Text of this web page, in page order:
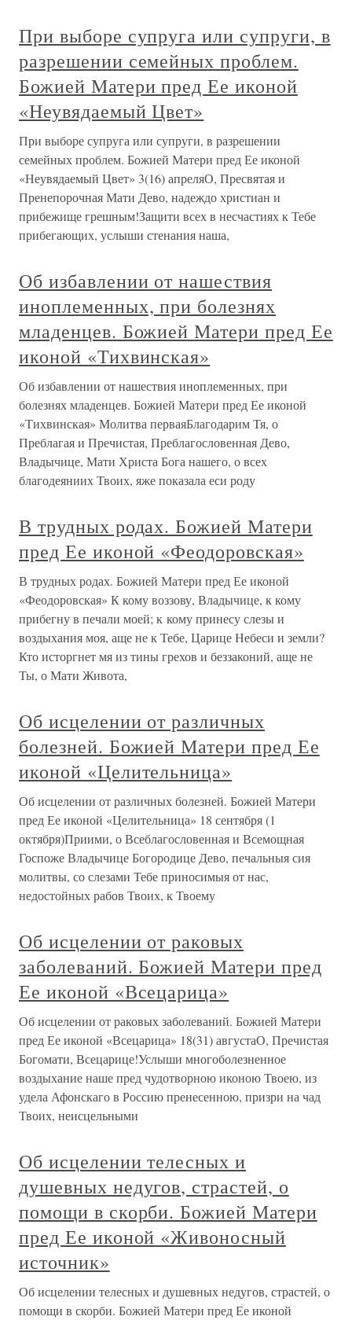
При выборе супруга или супруги, в
разрешении семейных проблем.
Божией Матери пред Ее иконой
«Неувядаемый Цвет»
При выборе супруга или супруги, в разрешении
семейных проблем. Божией Матери пред Ее иконой
«Неувядаемый Цвет» 3(16) апреляО, Пресвятая и
Пренепорочная Мати Дево, надеждо христиан и
прибежище грешным!Защити всех в несчастиях к Тебе
прибегающих, услыши стенания наша,
Об избавлении от нашествия
иноплеменных, при болезнях
младенцев. Божией Матери пред Ее
иконой «Тихвинская»
Об избавлении от нашествия иноплеменных, при
болезнях младенцев. Божией Матери пред Ее иконой
«Тихвинская» Молитва перваяБлагодарим Тя, о
Преблагая и Пречистая, Преблагословенная Дево,
Владычице, Мати Христа Бога нашего, о всех
благодеяниих Твоих, яже показала еси роду
В трудных родах. Божией Матери
пред Ее иконой «Феодоровская»
В трудных родах. Божией Матери пред Ее иконой
«Феодоровская» К кому воззову, Владычице, к кому
прибегну в печали моей; к кому принесу слезы и
воздыхания моя, аще не к Тебе, Царице Небеси и земли?
Кто исторгнет мя из тины грехов и беззаконий, аще не
Ты, о Мати Живота,
Об исцелении от различных
болезней. Божией Матери пред Ее
иконой «Целительница»
Об исцелении от различных болезней. Божией Матери
пред Ее иконой «Целительница» 18 сентября (1
октября)Приими, о Всеблагословенная и Всемощная
Госпоже Владычице Богородице Дево, печальныя сия
молитвы, со слезами Тебе приносимыя от нас,
недостойных рабов Твоих, к Твоему
Об исцелении от раковых
заболеваний. Божией Матери пред
Ее иконой «Всецарица»
Об исцелении от раковых заболеваний. Божией Матери
пред Ее иконой «Всецарица» 18(31) августаО, Пречистая
Богомати, Всецарице!Услыши многоболезненное
воздыхание наше пред чудотворною иконою Твоею, из
удела Афонскаго в Россию пренесенною, призри на чад
Твоих, неисцельными
Об исцелении телесных и
душевных недугов, страстей, о
помощи в скорби. Божией Матери
пред Ее иконой «Живоносный
источник»
Об исцелении телесных и душевных недугов, страстей, о
помощи в скорби. Божией Матери пред Ее иконой